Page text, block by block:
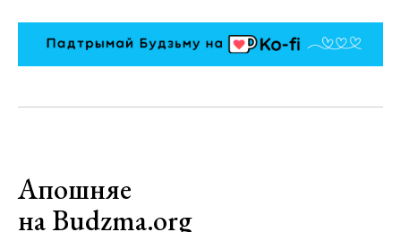
Апошняе
на Budzma.org